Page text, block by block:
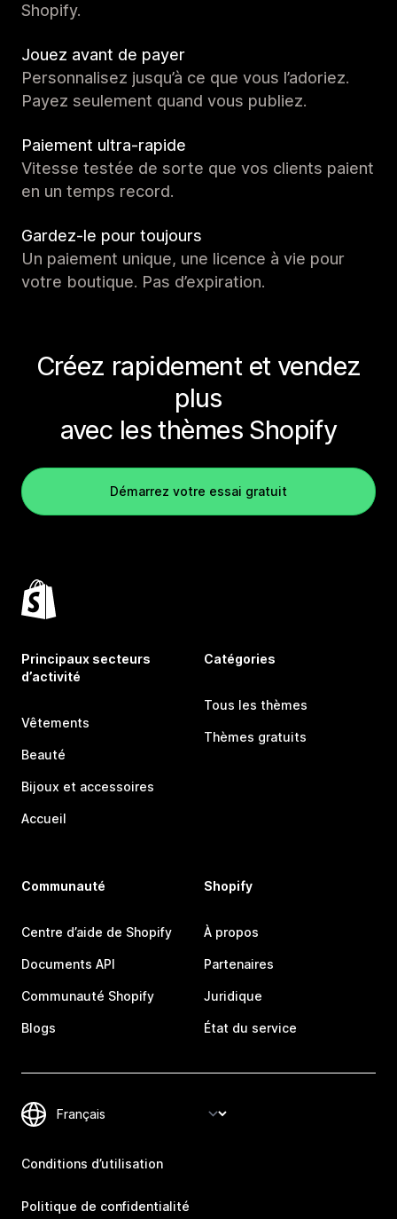
Shopify.
Jouez avant de payer
Personnalisez jusqu’à ce que vous l’adoriez.
Payez seulement quand vous publiez.
Paiement ultra-rapide
Vitesse testée de sorte que vos clients paient
en un temps record.
Gardez-le pour toujours
Un paiement unique, une licence à vie pour
votre boutique. Pas d’expiration.
Créez rapidement et vendez
plus
avec les thèmes Shopify
Démarrez votre essai gratuit
Principaux secteurs
d’activité
Vêtements
Beauté
Bijoux et accessoires
Accueil
Catégories
Tous les thèmes
Thèmes gratuits
Communauté
Centre d’aide de Shopify
Documents API
Communauté Shopify
Blogs
Shopify
À propos
Partenaires
Juridique
État du service
Conditions d’utilisation
Politique de confidentialité